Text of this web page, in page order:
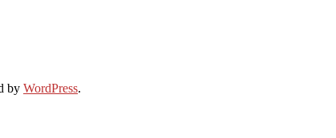
by WordPress.